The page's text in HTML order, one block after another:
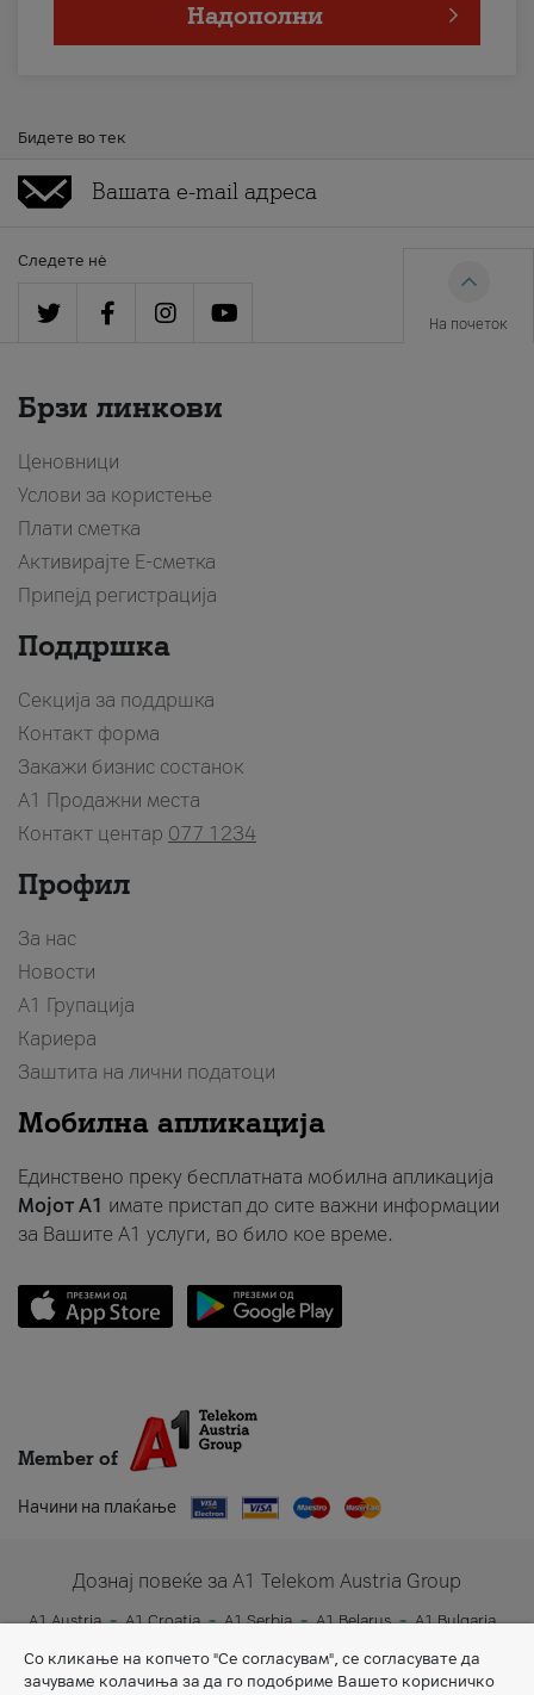
Надополни
Бидете во тек
Следете нè
На почеток
Брзи линкови
Ценовници
Услови за користење
Плати сметка
Активирајте Е-сметка
Припејд регистрација
Поддршка
Секција за поддршка
Контакт форма
Закажи бизнис состанок
A1 Продажни места
Контакт центар 077 1234
Профил
За нас
Новости
А1 Групација
Кариера
Заштита на лични податоци
Мобилна апликација
Единствено преку бесплатната мобилна апликација
Мојот A1 имате пристап до сите важни информации
за Вашите A1 услуги, во било кое време.
Member of
Начини на плаќање
Дознај повеќе за A1 Telekom Austria Group
A1 Austria A1 Croatia A1 Serbia A1 Belarus
A1 Bulgaria
A1 Slovenia
A1 Digital
Со кликање на копчето "Се согласувам", се согласувате да
зачуваме колачиња за да го подобриме Вашето корисничко